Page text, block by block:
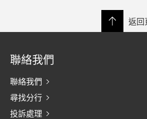
返回
聯絡我們
聯絡我們
尋找分行
投訴處理